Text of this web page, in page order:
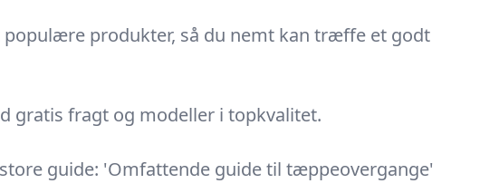
populære produkter, så du nemt kan træffe et godt
gratis fragt og modeller i topkvalitet.
guide: 'Omfattende guide til tæppeovergange'